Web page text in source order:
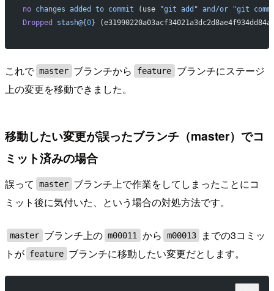
no changes added to commit (use "git add" and/or "git
Dropped
stash@{0}
これで master ブランチから feature
ブランチにステージ
上の変更を移動できました。
移動したい変更が誤ったブランチ（master）でコ
ミット済みの場合
誤って master ブランチ上で作業をしてしまったことにコ
ミット後に気付いた、という場合の対処方法です。
master ブランチ上の m00011 から m00013
までの3コミッ
トが feature ブランチに移動したい変更だとします。